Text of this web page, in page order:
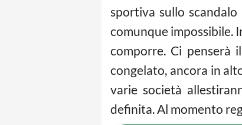
sportiva sullo scandalo
comunque impossibile.
comporre. Ci penserà
congelato, ancora in
varie società
definita. Al momento